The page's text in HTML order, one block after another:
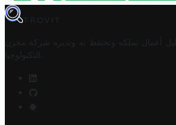
TROVIT
أعمال تملكه وتحتفظ به وتديره
شركة مخزن
التكنولوجيا